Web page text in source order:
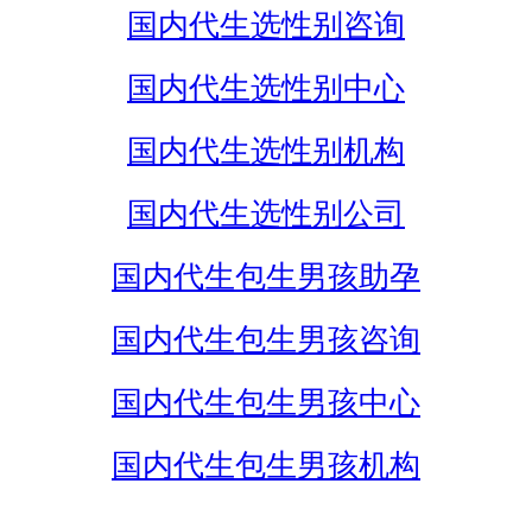
国内代生选性别咨询
国内代生选性别中心
国内代生选性别机构
国内代生选性别公司
国内代生包生男孩助孕
国内代生包生男孩咨询
国内代生包生男孩中心
国内代生包生男孩机构